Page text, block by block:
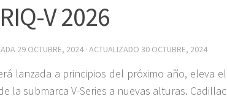
V 2026
29 OCTUBRE, 2024 · ACTUALIZADO 30 OCTUBRE, 2024
lanzada a principios del próximo año, eleva el
la submarca V-Series a nuevas alturas. Cadillac